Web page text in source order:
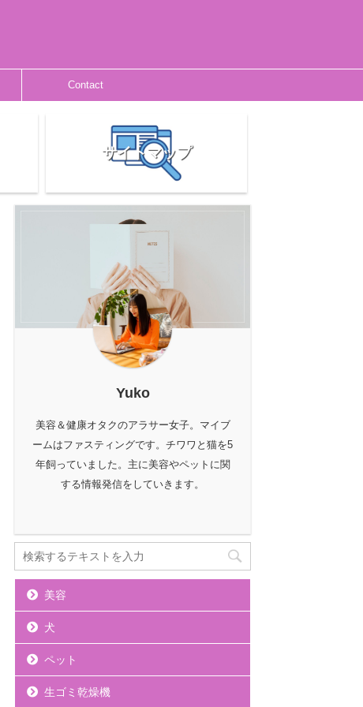
Contact
サイトマップ
Yuko
美容＆健康オタクのアラサー女子。マイブ
ームはファスティングです。チワワと猫を5
年飼っていました。主に美容やペットに関
する情報発信をしていきます。
美容
犬
ペット
生ゴミ乾燥機